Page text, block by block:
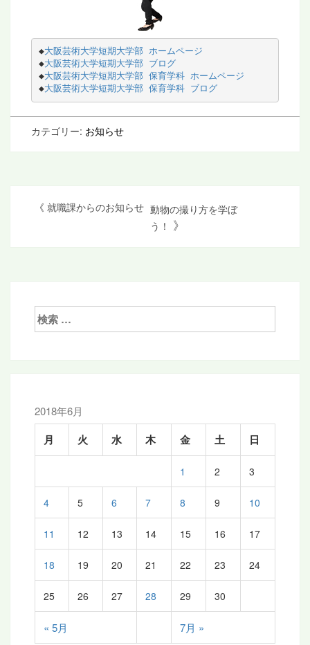
◆大阪芸術大学短期大学部 ホームページ
◆大阪芸術大学短期大学部 ブログ
◆大阪芸術大学短期大学部 保育学科 ホームページ
◆大阪芸術大学短期大学部 保育学科 ブログ
カテゴリー: お知らせ
《 就職課からのお知らせ 動物の撮り方を学ぼ
う！ 》
検
索:
2018年6月
月 火 水 木 金 土 日
« 5月 7月 »
1 2 3
4 5 6 7 8 9 10
11 12 13 14 15 16 17
18 19 20 21 22 23 24
25 26 27 28 29 30